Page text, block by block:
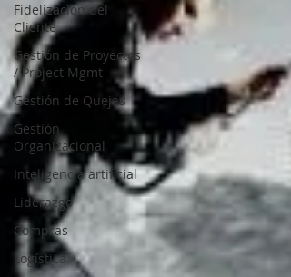
Fidelización del
Cliente
Gestión de Proyectos
/ Project Mgmt
Gestión de Quejas
Gestión
Organizacional
Inteligencia artificial
Liderazgo
Compras
Logística